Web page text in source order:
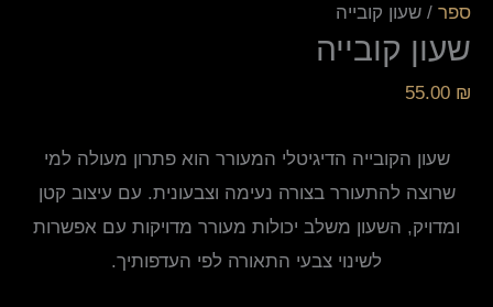
ספר / שעון קובייה
שעון קובייה
55.00 ₪
שעון הקובייה הדיגיטלי המעורר הוא פתרון מעולה למי
שרוצה להתעורר בצורה נעימה וצבעונית. עם עיצוב קטן
ומדויק, השעון משלב יכולות מעורר מדויקות עם אפשרות
לשינוי צבעי התאורה לפי העדפותיך.